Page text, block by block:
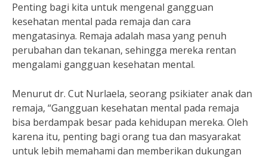
Penting bagi kita untuk mengenal gangguan
kesehatan mental pada remaja dan cara
mengatasinya. Remaja adalah masa yang penuh
perubahan dan tekanan, sehingga mereka rentan
mengalami gangguan kesehatan mental.
Menurut dr. Cut Nurlaela, seorang psikiater anak dan
remaja, “Gangguan kesehatan mental pada remaja
bisa berdampak besar pada kehidupan mereka. Oleh
karena itu, penting bagi orang tua dan masyarakat
untuk lebih memahami dan memberikan dukungan